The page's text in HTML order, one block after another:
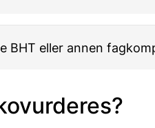
BHT eller annen